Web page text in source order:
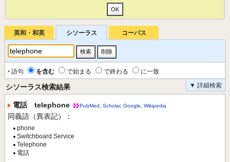
英和・和英 シソーラス コーパス
‣ 語句 を含む で始まる で終わる
に一致
▼ 詳細検索
シソーラス検索結果
電話 telephone PubMed Scholar, Google Wikipedia
同義語（異表記）：
phone
Switchboard Service
Telephone
電話